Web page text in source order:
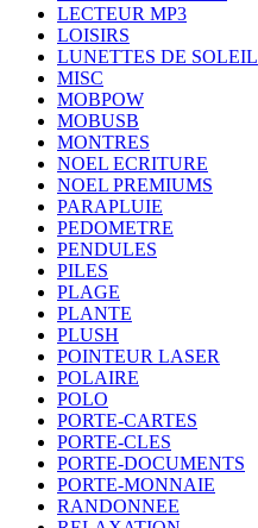
LECTEUR MP3
LOISIRS
LUNETTES DE SOLEIL
MISC
MOBPOW
MOBUSB
MONTRES
NOEL ECRITURE
NOEL PREMIUMS
PARAPLUIE
PEDOMETRE
PENDULES
PILES
PLAGE
PLANTE
PLUSH
POINTEUR LASER
POLAIRE
POLO
PORTE-CARTES
PORTE-CLES
PORTE-DOCUMENTS
PORTE-MONNAIE
RANDONNEE